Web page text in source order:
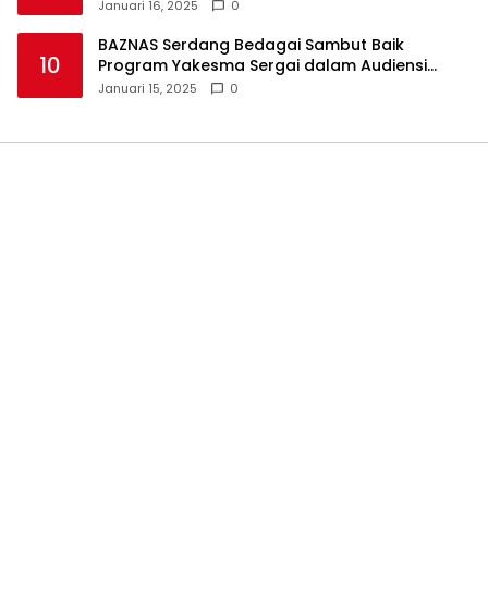
Januari 16, 2025 0
10
BAZNAS Serdang Bedagai Sambut Baik
Program Yakesma Sergai dalam Audiensi
Perkenalan Pengurus Baru
Januari 15, 2025 0